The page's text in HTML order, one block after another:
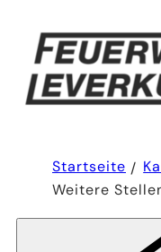
Startseite
Weitere